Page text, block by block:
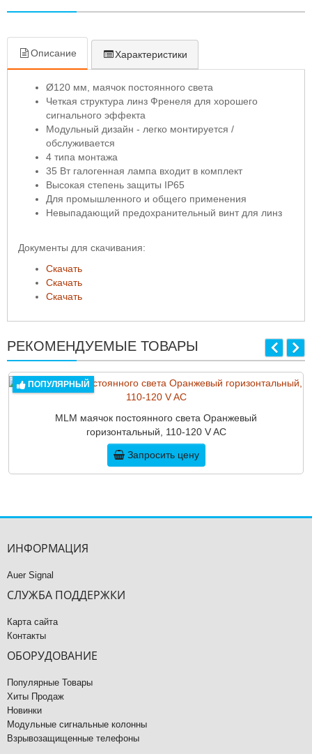
Описание Характеристики
Ø120 мм, маячок постоянного света
Четкая структура линз Френеля для хорошего
сигнального эффекта
Модульный дизайн - легко монтируется /
обслуживается
4 типа монтажа
35 Вт галогенная лампа входит в комплект
Высокая степень защиты IP65
Для промышленного и общего применения
Невыпадающий предохранительный винт для линз
Документы для скачивания:
Скачать
Скачать
Скачать
РЕКОМЕНДУЕМЫЕ ТОВАРЫ
ПОПУЛЯРНЫЙ
MLM маячок постоянного света Оранжевый
горизонтальный, 110-120 V AC
Запросить цену
ИНФОРМАЦИЯ
Auer Signal
СЛУЖБА ПОДДЕРЖКИ
Карта сайта
Контакты
ОБОРУДОВАНИЕ
Популярные Товары
Хиты Продаж
Новинки
Модульные сигнальные колонны
Взрывозащищенные телефоны